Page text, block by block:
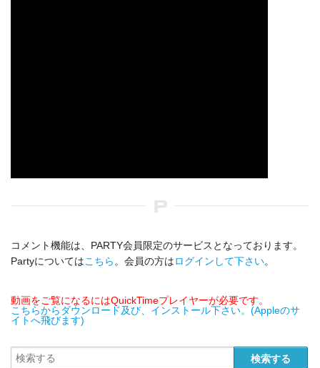
コメント機能は、PARTY会員限定のサービスとなっております。
Partyについてはこちら 。会員の方はログインして下さい。
動画をご覧になるにはQuickTimeプレイヤーが必要です。
こちらからダウンロード及び、インストール下さい。(Appleのサ
イトへ飛びます)